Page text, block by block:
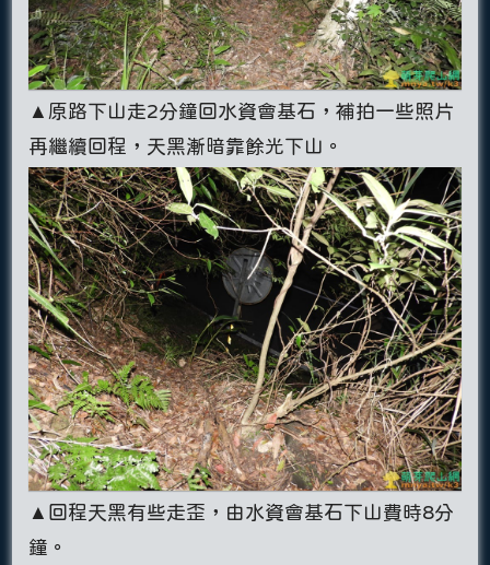
▲原路下山走2分鐘回水資會基石，補拍一些照片
再繼續回程，天黑漸暗靠餘光下山。
▲回程天黑有些走歪，由水資會基石下山費時8分
鐘。